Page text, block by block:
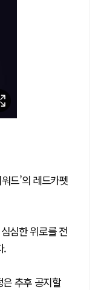
드’의 레드카펫
심한 위로를 전
.
추후 공지할